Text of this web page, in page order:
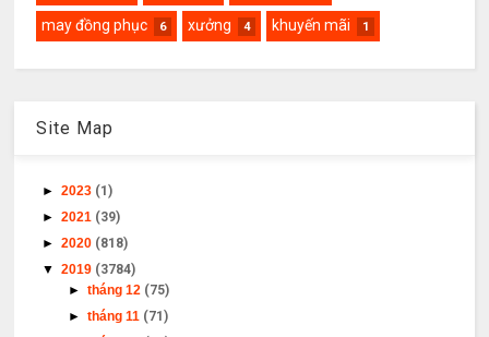
may đồng phục 6 xưởng 4 khuyến mãi 1
Site Map
►2023 (1)
►2021 (39)
►2020 (818)
▼2019 (3784)
►tháng 12 (75)
►tháng 11 (71)